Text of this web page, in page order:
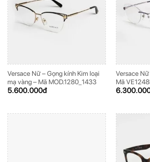
Versace Nữ – Gọng kính Kim loại
mạ vàng – Mã MOD.1280_1433
5.600.000đ
Versace
Mã